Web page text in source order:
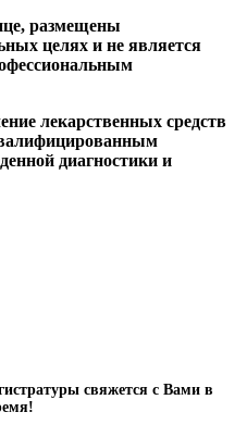
размещены
целях и не является
лекарственных средств
диагностики и
свяжется с Вами в